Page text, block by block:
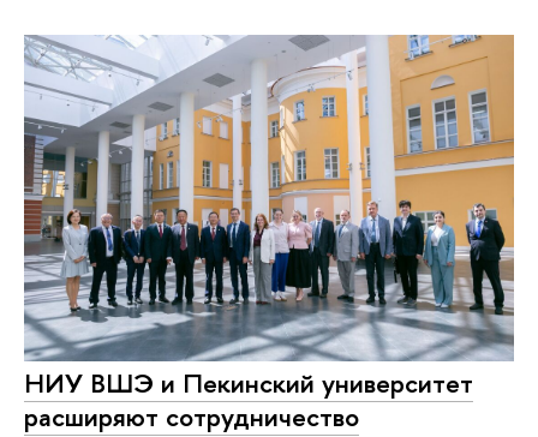
НИУ ВШЭ и Пекинский университет
расширяют сотрудничество